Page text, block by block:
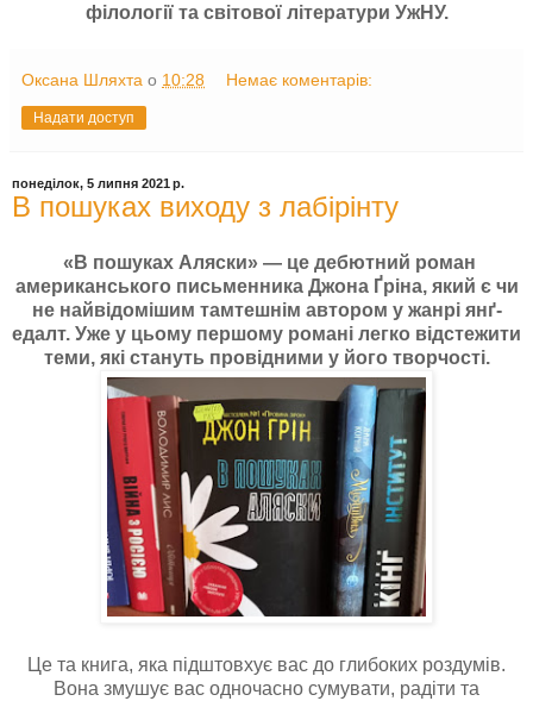
філології та світової літератури УжНУ.
Оксана Шляхта о 10:28 Немає коментарів:
Надати доступ
понеділок, 5 липня 2021 р.
В пошуках виходу з лабірінту
«В пошуках Аляски» — це дебютний роман
американського письменника Джона Ґріна, який є чи
не найвідомішим тамтешнім автором у жанрі янґ-
едалт. Уже у цьому першому романі легко відстежити
теми, які стануть провідними у його творчості.
Це та книга, яка підштовхує вас до глибоких роздумів.
Вона змушує вас одночасно сумувати, радіти та